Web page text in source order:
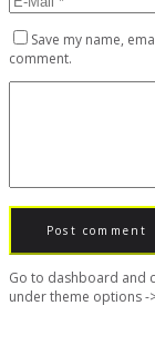
Save my name,
comment.
Go to dashboard and
under theme options